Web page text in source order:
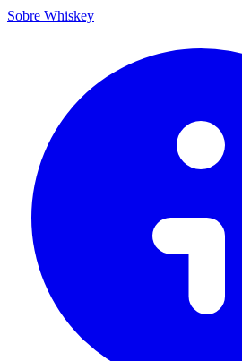
Sobre Whiskey